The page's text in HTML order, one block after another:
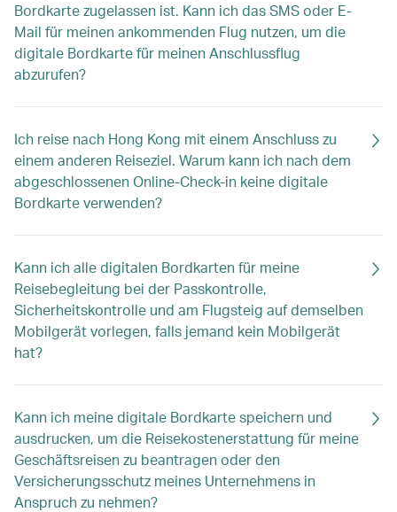
Bordkarte zugelassen ist. Kann ich das SMS oder E-
Mail für meinen ankommenden Flug nutzen, um die
digitale Bordkarte für meinen Anschlussflug
abzurufen?
Ich reise nach Hong Kong mit einem Anschluss zu
einem anderen Reiseziel. Warum kann ich nach dem
abgeschlossenen Online-Check-in keine digitale
Bordkarte verwenden?
Kann ich alle digitalen Bordkarten für meine
Reisebegleitung bei der Passkontrolle,
Sicherheitskontrolle und am Flugsteig auf demselben
Mobilgerät vorlegen, falls jemand kein Mobilgerät
hat?
Kann ich meine digitale Bordkarte speichern und
ausdrucken, um die Reisekostenerstattung für meine
Geschäftsreisen zu beantragen oder den
Versicherungsschutz meines Unternehmens in
Anspruch zu nehmen?